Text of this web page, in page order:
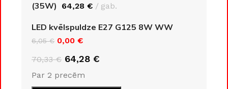
AIZSARDZĪBAS
KLASE
COKOLA TIPS
(35W)
64,28 € gab.
LED kvēlspuldze E27 G125 8W WW
6,05€ 0,00 €
70,33€ 64,28 €
Par 2 precēm